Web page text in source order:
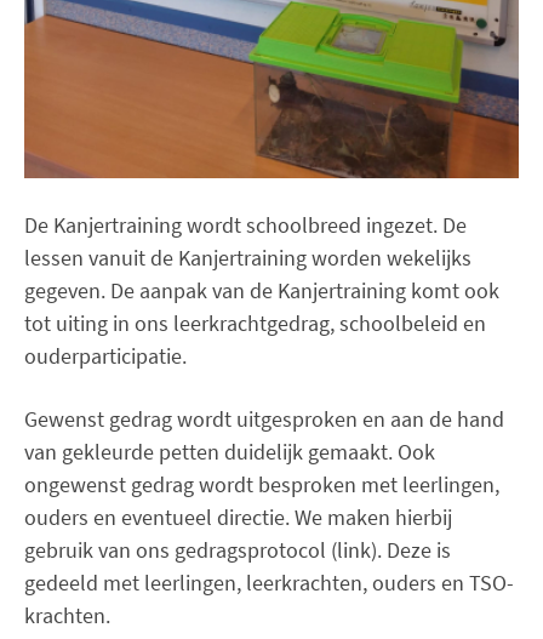
De Kanjertraining wordt schoolbreed ingezet. De
lessen vanuit de Kanjertraining worden wekelijks
gegeven. De aanpak van de Kanjertraining komt ook
tot uiting in ons leerkrachtgedrag, schoolbeleid en
ouderparticipatie.
Gewenst gedrag wordt uitgesproken en aan de hand
van gekleurde petten duidelijk gemaakt. Ook
ongewenst gedrag wordt besproken met leerlingen,
ouders en eventueel directie. We maken hierbij
gebruik van ons gedragsprotocol (link). Deze is
gedeeld met leerlingen, leerkrachten, ouders en TSO-
krachten.